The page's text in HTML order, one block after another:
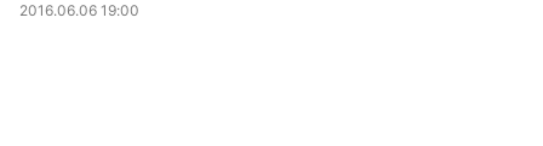
2016.06.06 19:00